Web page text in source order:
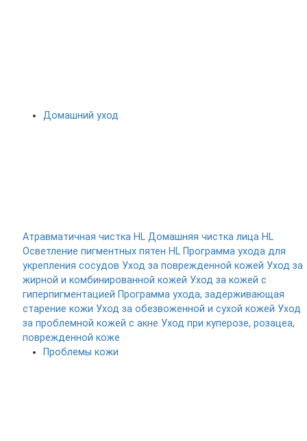
Домашний уход
Атравматичная чистка HL Домашняя чистка лица HL
Осветление пигментных пятен HL Программа ухода для
укрепления сосудов Уход за поврежденной кожей Уход за
жирной и комбинированной кожей Уход за кожей с
гиперпигментацией Программа ухода, задерживающая
старение кожи Уход за обезвоженной и сухой кожей Уход
за проблемной кожей с акне Уход при куперозе, розацеа,
поврежденной коже
Проблемы кожи